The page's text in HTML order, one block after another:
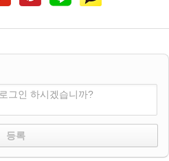
그인 하시겠습니까?